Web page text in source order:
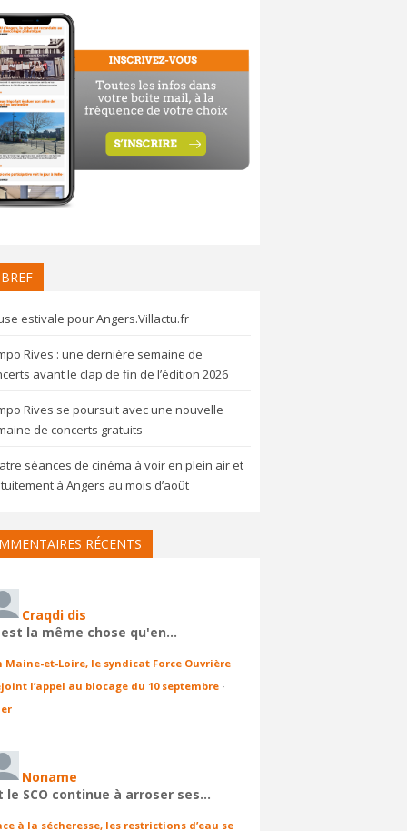
estivale pour Angers.Villactu.fr
Rives : une dernière semaine de
avant le clap de fin de l’édition 2026
Rives se poursuit avec une nouvelle
de concerts gratuits
séances de cinéma à voir en plein air et
à Angers au mois d’août
RÉCENTS
Craqdi dis
la même chose qu'en…
Maine-et-Loire, le syndicat Force Ouvrière
l’appel au blocage du 10 septembre ·
Noname
le SCO continue à arroser ses…
à la sécheresse, les restrictions d’eau se